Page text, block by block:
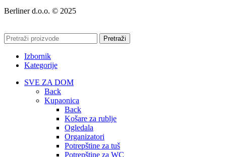
Berliner d.o.o. © 2025
Pretraži
Izbornik
Kategorije
SVE ZA DOM
Back
Kupaonica
Back
Košare za rublje
Ogledala
Organizatori
Potrepštine za tuš
Potrepštine za WC